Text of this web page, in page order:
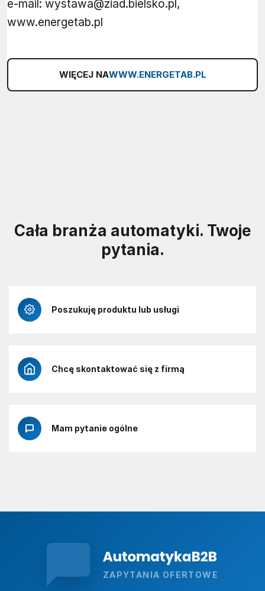
e-mail: wystawa@ziad.bielsko.pl,
www.energetab.pl
WIĘCEJ NAWWW.ENERGETAB.PL
Cała branża automatyki. Twoje
pytania.
Poszukuję produktu lub usługi
Chcę skontaktować się z firmą
Mam pytanie ogólne
ZAPYTANIA OFERTOWE